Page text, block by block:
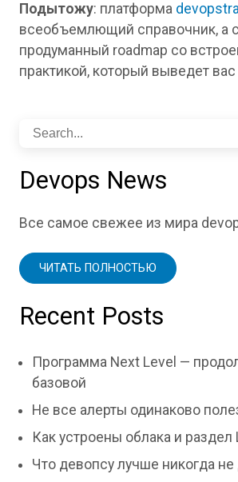
Подытожу: платформа
всеобъемлющий справочник, а
продуманный roadmap со
практикой, который выведет
Devops News
Все самое свежее из мира
ЧИТАТЬ ПОЛНОСТЬЮ
Recent Posts
Программа Next Level —
базовой
Не все алерты одинаково
Как устроены облака и раздел
Что девопсу лучше никогда не